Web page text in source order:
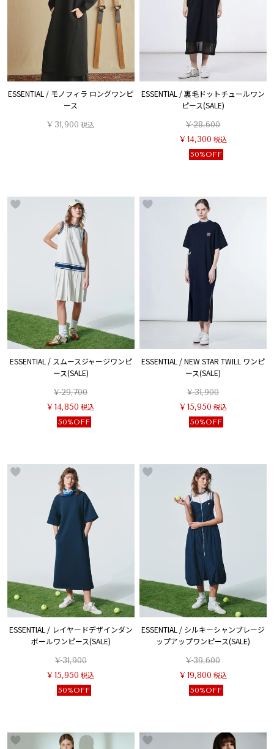
ESSENTIAL / モノフィラ ロングワンピ
ース
¥ 31,900 税込
ESSENTIAL / 裏毛ドットチュールワン
ピース(SALE)
¥28,600
¥ 14,300 税込
50%OFF
ESSENTIAL / スムースジャージワンピ
ース(SALE)
¥29,700
¥ 14,850 税込
50%OFF
ESSENTIAL / NEW STAR TWILL ワンピ
ース(SALE)
¥31,900
¥ 15,950 税込
50%OFF
ESSENTIAL / レイヤードデザインダン
ボールワンピース(SALE)
¥31,900
¥ 15,950 税込
50%OFF
ESSENTIAL / シルキーシャンブレージ
ップアップワンピース(SALE)
¥39,600
¥ 19,800 税込
50%OFF